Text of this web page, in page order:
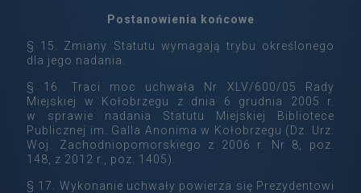
Postanowienia końcowe
§ 15. Zmiany Statutu wymagają trybu określonego
dla jego nadania.
§ 16. Traci moc uchwała Nr XLV/600/05 Rady
Miejskiej w Kołobrzegu z dnia 6 grudnia 2005 r.
w sprawie nadania Statutu Miejskiej Bibliotece
Publicznej im. Galla Anonima w Kołobrzegu (Dz. Urz.
Woj. Zachodniopomorskiego z 2006 r. Nr 8, poz.
148, z 2012 r., poz. 1405).
§ 17. Wykonanie uchwały powierza się Prezydentowi